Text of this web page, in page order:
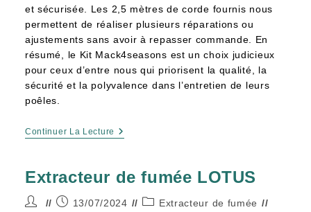
et sécurisée. Les 2,5 mètres de corde fournis nous
permettent de réaliser plusieurs réparations ou
ajustements sans avoir à repasser commande. En
résumé, le Kit Mack4seasons est un choix judicieux
pour ceux d’entre nous qui priorisent la qualité, la
sécurité et la polyvalence dans l’entretien de leurs
poêles.
Continuer La Lecture
Extracteur de fumée LOTUS
13/07/2024
Extracteur de fumée